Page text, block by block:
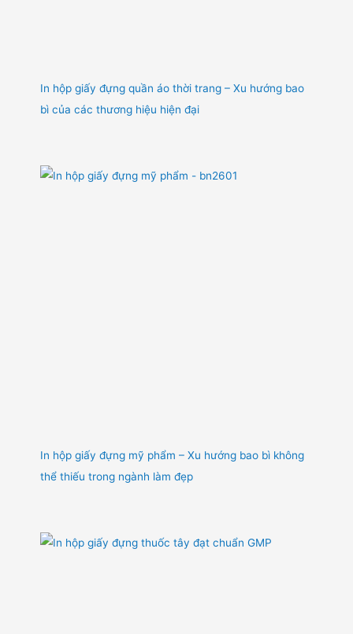
In hộp giấy đựng quần áo thời trang – Xu hướng bao
bì của các thương hiệu hiện đại
In hộp giấy đựng mỹ phẩm – Xu hướng bao bì không
thể thiếu trong ngành làm đẹp